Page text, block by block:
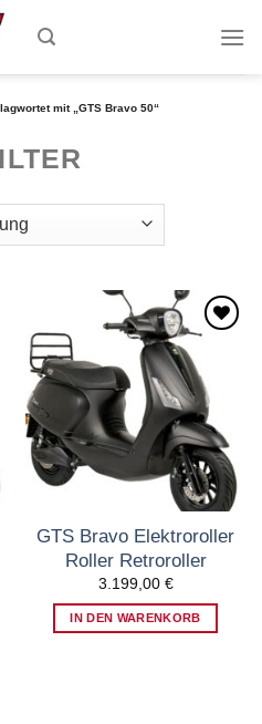
mit „GTS Bravo 50“
Wunschzettel
hinzufügen
GTS Bravo Elektroroller
Roller Retroroller
3.199,00 €
IN DEN WARENKORB